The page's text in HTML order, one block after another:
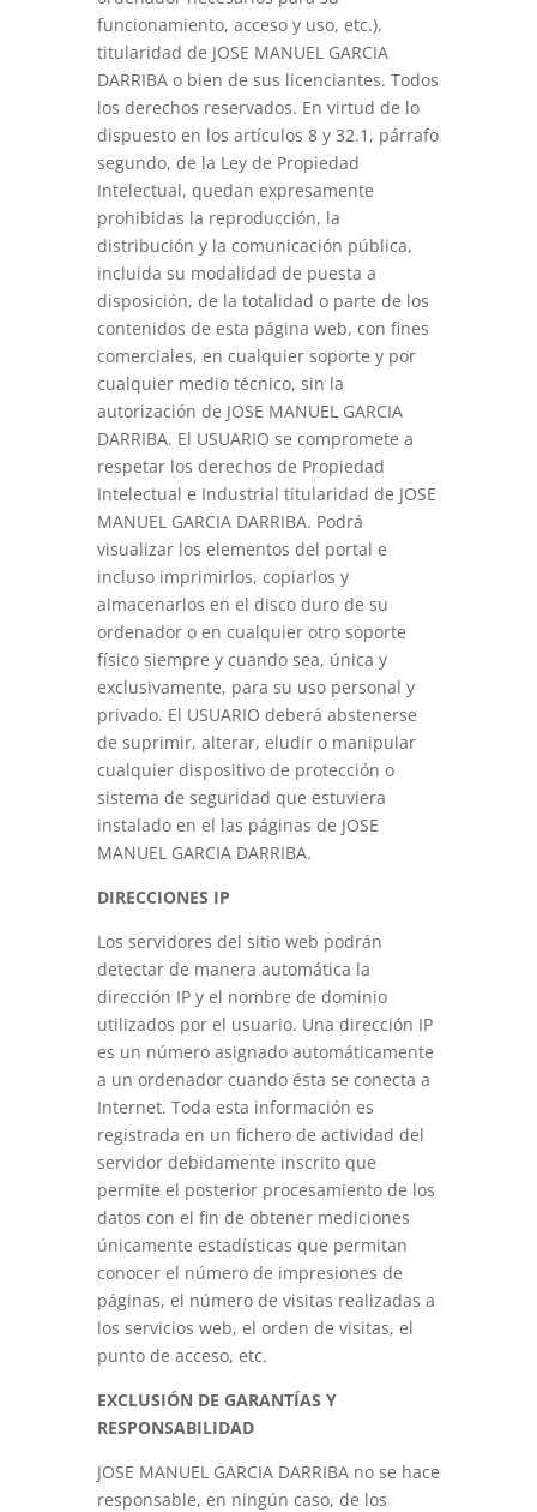
funcionamiento, acceso y uso, etc.),
titularidad de JOSE MANUEL GARCIA
DARRIBA o bien de sus licenciantes. Todos
los derechos reservados. En virtud de lo
dispuesto en los artículos 8 y 32.1, párrafo
segundo, de la Ley de Propiedad
Intelectual, quedan expresamente
prohibidas la reproducción, la
distribución y la comunicación pública,
incluida su modalidad de puesta a
disposición, de la totalidad o parte de los
contenidos de esta página web, con fines
comerciales, en cualquier soporte y por
cualquier medio técnico, sin la
autorización de JOSE MANUEL GARCIA
DARRIBA. El USUARIO se compromete a
respetar los derechos de Propiedad
Intelectual e Industrial titularidad de JOSE
MANUEL GARCIA DARRIBA. Podrá
visualizar los elementos del portal e
incluso imprimirlos, copiarlos y
almacenarlos en el disco duro de su
ordenador o en cualquier otro soporte
físico siempre y cuando sea, única y
exclusivamente, para su uso personal y
privado. El USUARIO deberá abstenerse
de suprimir, alterar, eludir o manipular
cualquier dispositivo de protección o
sistema de seguridad que estuviera
instalado en el las páginas de JOSE
MANUEL GARCIA DARRIBA.
DIRECCIONES IP
Los servidores del sitio web podrán
detectar de manera automática la
dirección IP y el nombre de dominio
utilizados por el usuario. Una dirección IP
es un número asignado automáticamente
a un ordenador cuando ésta se conecta a
Internet. Toda esta información es
registrada en un fichero de actividad del
servidor debidamente inscrito que
permite el posterior procesamiento de los
datos con el fin de obtener mediciones
únicamente estadísticas que permitan
conocer el número de impresiones de
páginas, el número de visitas realizadas a
los servicios web, el orden de visitas, el
punto de acceso, etc.
EXCLUSIÓN DE GARANTÍAS Y
RESPONSABILIDAD
JOSE MANUEL GARCIA DARRIBA no se hace
responsable, en ningún caso, de los